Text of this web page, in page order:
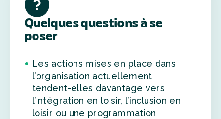
Quelques questions à se
poser
Les actions mises en place dans
l’organisation actuellement
tendent-elles davantage vers
l’intégration en loisir, l’inclusion en
loisir ou une programmation